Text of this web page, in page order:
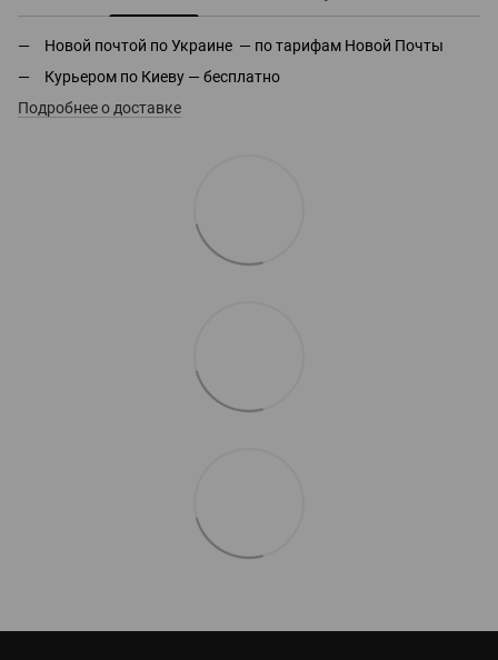
Новой почтой по Украине — по тарифам Новой Почты
Курьером по Киеву — бесплатно
Подробнее о доставке